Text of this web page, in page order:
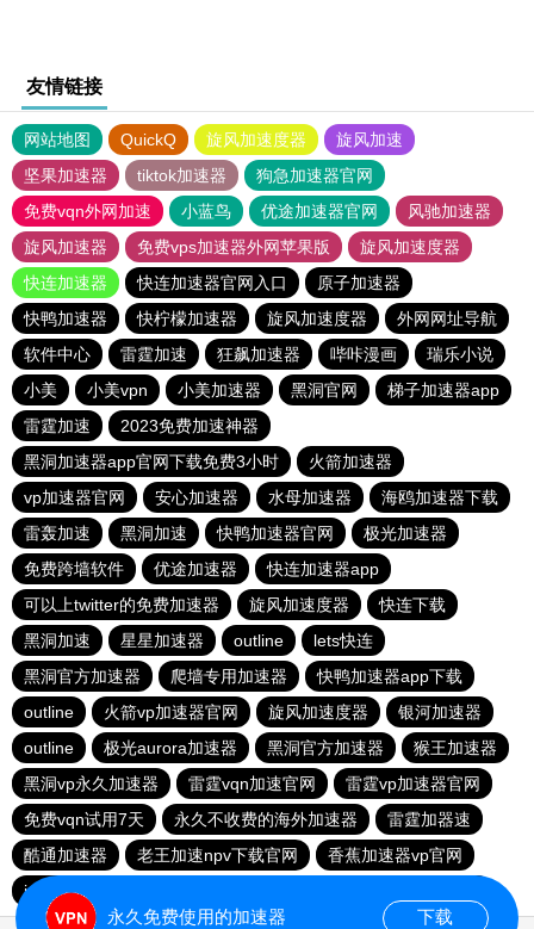
友情链接
网站地图 QuickQ 旋风加速度器
旋风加速
坚果加速器
tiktok加速器
狗急加速器官网
免费vqn外网加速
小蓝鸟 优途加速器官网
风驰加速器
旋风加速器
免费vps加速器外网苹果版
旋风加速度器
快连加速器
快连加速器官网入口
原子加速器
快鸭加速器
快柠檬加速器 旋风加速度器
外网网址导航
软件中心
雷霆加速 狂飙加速器 哔咔漫画
瑞乐小说
小美
小美vpn 小美加速器 黑洞官网
梯子加速器app
雷霆加速
2023免费加速神器
黑洞加速器app官网下载免费3小时
火箭加速器
vp加速器官网
安心加速器 水母加速器
海鸥加速器下载
雷轰加速
黑洞加速 快鸭加速器官网
极光加速器
免费跨墙软件
优途加速器
快连加速器app
可以上twitter的免费加速器
旋风加速度器
快连下载
黑洞加速
星星加速器 outline
lets快连
黑洞官方加速器
爬墙专用加速器
快鸭加速器app下载
outline
火箭vp加速器官网 旋风加速度器
银河加速器
outline
极光aurora加速器 黑洞官方加速器
猴王加速器
黑洞vp永久加速器
雷霆vqn加速官网
雷霆vp加速器官网
免费vqn试用7天
永久不收费的海外加速器
雷霆加器速
酷通加速器
老王加速npv下载官网
香蕉加速器vp官网
ios加速器
永久免费使用的加速器 下载